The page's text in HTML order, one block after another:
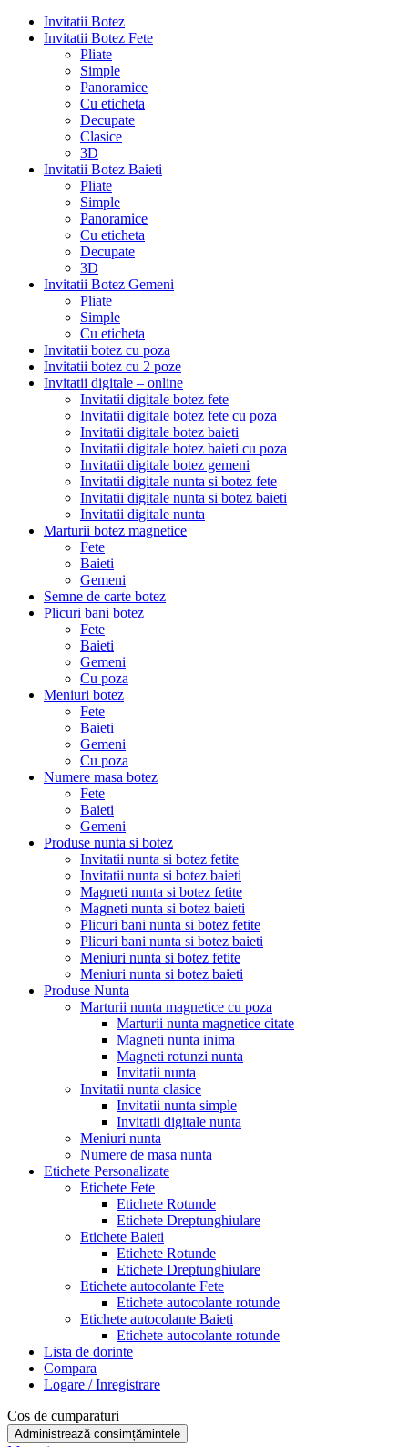
Invitatii Botez
Invitatii Botez Fete
Pliate
Simple
Panoramice
Cu eticheta
Decupate
Clasice
3D
Invitatii Botez Baieti
Pliate
Simple
Panoramice
Cu eticheta
Decupate
3D
Invitatii Botez Gemeni
Pliate
Simple
Cu eticheta
Invitatii botez cu poza
Invitatii botez cu 2 poze
Invitatii digitale – online
Invitatii digitale botez fete
Invitatii digitale botez fete cu poza
Invitatii digitale botez baieti
Invitatii digitale botez baieti cu poza
Invitatii digitale botez gemeni
Invitatii digitale nunta si botez fete
Invitatii digitale nunta si botez baieti
Invitatii digitale nunta
Marturii botez magnetice
Fete
Baieti
Gemeni
Semne de carte botez
Plicuri bani botez
Fete
Baieti
Gemeni
Cu poza
Meniuri botez
Fete
Baieti
Gemeni
Cu poza
Numere masa botez
Fete
Baieti
Gemeni
Produse nunta si botez
Invitatii nunta si botez fetite
Invitatii nunta si botez baieti
Magneti nunta si botez fetite
Magneti nunta si botez baieti
Plicuri bani nunta si botez fetite
Plicuri bani nunta si botez baieti
Meniuri nunta si botez fetite
Meniuri nunta si botez baieti
Produse Nunta
Marturii nunta magnetice cu poza
Marturii nunta magnetice citate
Magneti nunta inima
Magneti rotunzi nunta
Invitatii nunta
Invitatii nunta clasice
Invitatii nunta simple
Invitatii digitale nunta
Meniuri nunta
Numere de masa nunta
Etichete Personalizate
Etichete Fete
Etichete Rotunde
Etichete Dreptunghiulare
Etichete Baieti
Etichete Rotunde
Etichete Dreptunghiulare
Etichete autocolante Fete
Etichete autocolante rotunde
Etichete autocolante Baieti
Etichete autocolante rotunde
Lista de dorinte
Compara
Logare / Inregistrare
Cos de cumparaturi
Administrează consimțămintele